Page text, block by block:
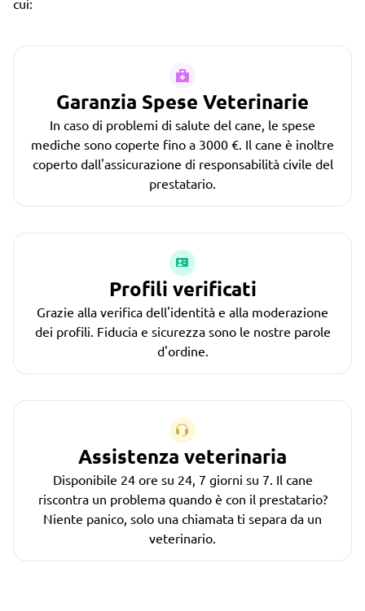
Garanzia Spese Veterinarie
In caso di problemi di salute del cane, le spese
mediche sono coperte fino a 3000 €. Il cane è inoltre
coperto dall'assicurazione di responsabilità civile del
prestatario.
Profili verificati
Grazie alla verifica dell'identità e alla moderazione
dei profili. Fiducia e sicurezza sono le nostre parole
d'ordine.
Assistenza veterinaria
Disponibile 24 ore su 24, 7 giorni su 7. Il cane
riscontra un problema quando è con il prestatario?
Niente panico, solo una chiamata ti separa da un
veterinario.